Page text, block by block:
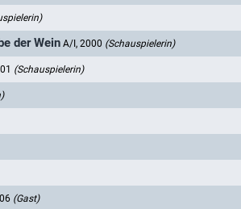
der Wein A/I, 2000 (Schauspielerin)
(Schauspielerin)
(Gast)